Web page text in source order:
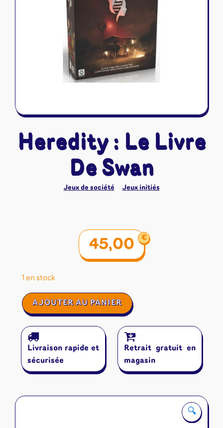
Naruto Mythos
Autres
Tapis de jeu
🔍
Heredity : Le Livre
De Swan
Jeux de société Jeux initiés
45,00 €
1 en stock
quantité
de
:
Le
Livre
De
Swan
AJOUTER AU PANIER
Livraison rapide et
sécurisée
Retrait gratuit en
magasin